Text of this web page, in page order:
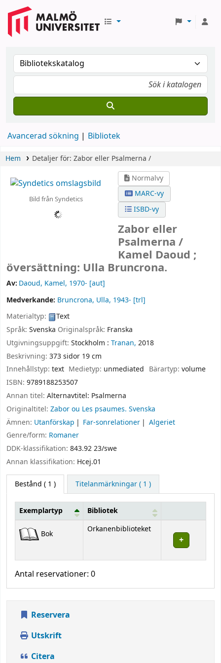
Avancerad sökning Bibliotek
Hem Detaljer för: Zabor eller Psalmerna /
Bild från Syndetics
Normalvy
MARC-vy
ISBD-vy
Zabor eller
Psalmerna /
Kamel Daoud ;
översättning: Ulla Bruncrona.
Av: Daoud, Kamel, 1970- [aut]
Medverkande: Bruncrona, Ulla, 1943- [trl]
Materialtyp:
Text
Språk: Svenska Originalspråk: Franska
Utgivningsuppgift: Stockholm : Tranan, 2018
Beskrivning: 373 sidor 19 cm
Innehållstyp: text Medietyp: unmediated Bärartyp: volume
ISBN: 9789188253507
Annan titel: Alternavtitel: Psalmerna
Originaltitel: Zabor ou Les psaumes. Svenska
Ämnen: Utanförskap Far-sonrelationer
Algeriet
Genre/form: Romaner
DDK-klassifikation: 843.92 23/swe
Annan klassifikation: Hcej.01
Bestånd ( 1 ) Titelanmärkningar ( 1 )
Bestånd
Exemplartyp Bibliotek
Bok Orkanenbiblioteket
Antal reservationer: 0
Reservera
Utskrift
Citera